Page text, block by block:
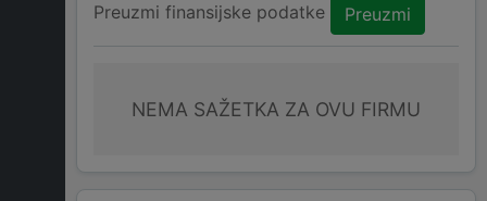
Preuzmi finansijske podatke Preuzmi
NEMA SAŽETKA ZA OVU FIRMU